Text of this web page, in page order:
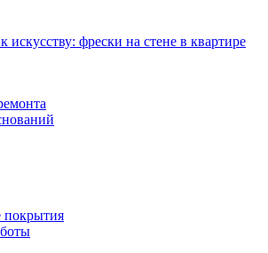
искусству: фрески на стене в квартире
покрытия